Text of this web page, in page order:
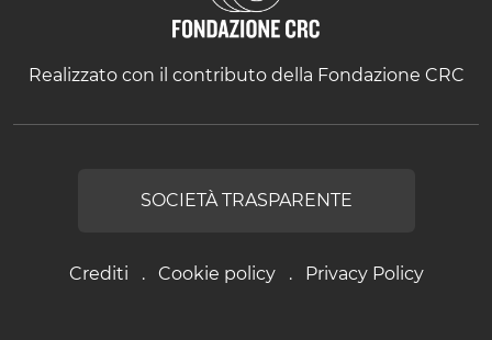
Realizzato con il contributo della Fondazione CRC
Crediti Cookie policy Privacy Policy
SOCIETÀ TRASPARENTE